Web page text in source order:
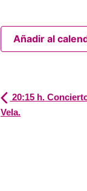
Añadir al
20:15 h.
Vela.